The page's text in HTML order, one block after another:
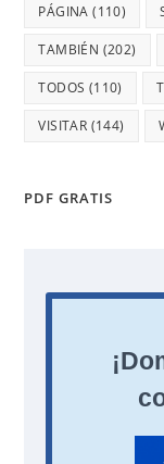
PÁGINA (110)
TAMBIÉN (202)
TODOS (110)
VISITAR (144)
PDF GRATIS